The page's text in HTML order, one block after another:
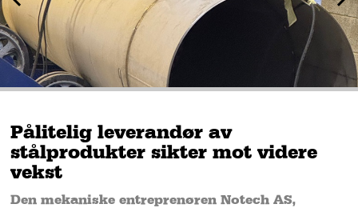
Pålitelig leverandør av
stålprodukter sikter mot videre
vekst
Den mekaniske entreprenøren Notech AS,